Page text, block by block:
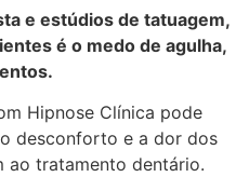
e estúdios de tatuagem,
é o medo de agulha,
Hipnose Clínica pode
desconforto e a dor dos
ao tratamento dentário.